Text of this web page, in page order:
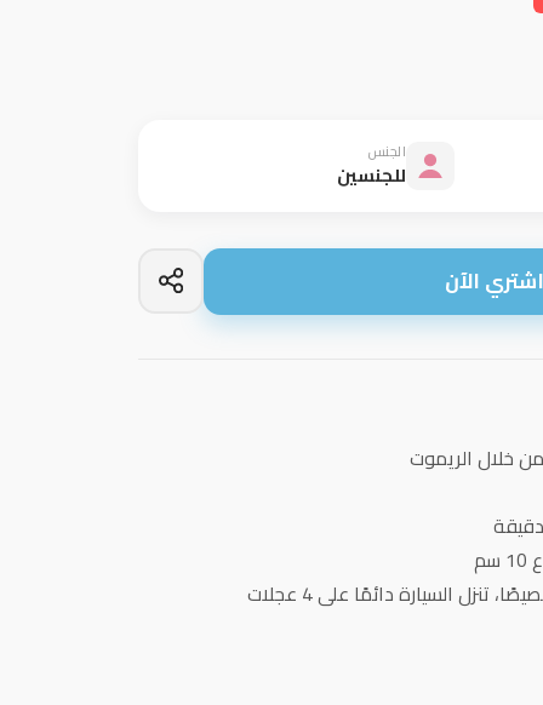
الجنس
للجنسين
اشتري الآن
خلال الريموت
السيارة دائمًا على 4 عجلات